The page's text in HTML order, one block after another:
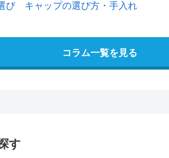
び
キャップの選び方・手入れ
コラム一覧を見る
す